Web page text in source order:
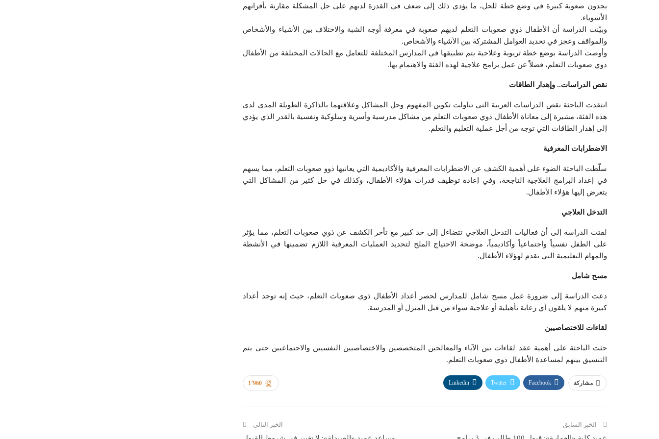
يجدون صعوبة كبيرة في وضع خطة للحل، ما يؤدي ذلك إلى ضعف في القدرة لديهم على حل المشكلة مقارنة بأقرانهم
الأسوياء.
وبيّنت الدراسة أن الأطفال ذوي صعوبات التعلم لديهم صعوبة في معرفة أوجه الشبة والاختلاف بين الأشياء والأشخاص
والمواقف وعجز في تحديد العوامل المشتركة بين الأشياء والأشخاص.
وأوصت الدراسة بوضع خطة تربوية وعلاجية يتم تطبيقها في المدارس المختلفة للتعامل مع الحالات المختلفة من الأطفال
ذوي صعوبات التعلم، فضلاً عن عمل برامج علاجية لهذه الفئة والاهتمام بها.
نقص الدراسات.. وإهدار الطاقات
انتقدت الباحثة نقص الدراسات العربية التي تناولت تكوين المفهوم وحل المشاكل وعلاقتهما بالذاكرة الطويلة المدى لدى
هذه الفئة، مشيرة إلى معاناة الأطفال ذوي صعوبات التعلم من مشاكل مدرسية وأسرية وسلوكية ونفسية بالقدر الذي يؤدي
إلى إهدار الطاقات التي توجه من أجل عملية التعليم والتعلم.
الاضطرابات المعرفية
سلّطت الباحثة الضوء على أهمية الكشف عن الاضطرابات المعرفية والأكاديمية التي يعانيها ذوو صعوبات التعلم، مما يسهم
في إعداد البرامج العلاجية الناجحة، وفي إعادة توظيف قدرات هؤلاء الأطفال، وكذلك في حل كثير من المشاكل التي
يتعرض إليها هؤلاء الأطفال.
التدخل العلاجي
لفتت الدراسة إلى أن فعاليات التدخل العلاجي تتضاءل إلى حد كبير مع تأخر الكشف عن ذوي صعوبات التعلم، مما يؤثر
على الطفل نفسياً واجتماعياً وأكاديمياً، موضحة الاحتياج الملح لتحديد العمليات المعرفية اللازم تضمينها في الأنشطة
والمهام التعليمية التي تقدم لهؤلاء الأطفال.
مسح شامل
دعت الدراسة إلى ضرورة عمل مسح شامل للمدارس لحصر أعداد الأطفال ذوي صعوبات التعلم، حيث إنه توجد أعداد
كبيرة منهم لا يلقون أي رعاية تأهيلية أو علاجية سواء من قبل المنزل أو المدرسة.
لقاءات للاختصاصيين
حثت الباحثة على أهمية عقد لقاءات بين الآباء والمعالجين المتخصصين والاختصاصيين النفسيين والاجتماعيين حتى يتم
التنسيق بينهم لمساعدة الأطفال ذوي صعوبات التعلم.
1٬960 مشاركة Facebook
Twitter
Linkedin
الخبر السابق الخبر التالي